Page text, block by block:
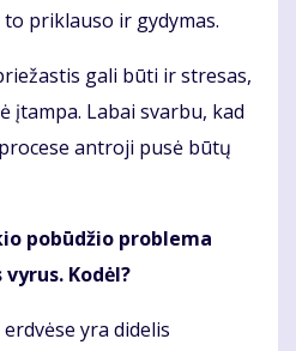
priklauso ir gydymas.
gali būti ir stresas,
įtampa. Labai svarbu, kad
antroji pusė būtų
pobūdžio problema
Kodėl?
yra didelis